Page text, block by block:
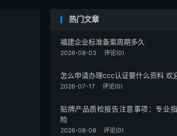
热门文章
福建企业标准备案周期多久
2026-08-03 评论(0)
怎么申请办理ccc认证要什么资料 欢
2026-07-17 评论(0)
贴牌产品质检报告注意事项：专业
险
2026-08-08 评论(0)